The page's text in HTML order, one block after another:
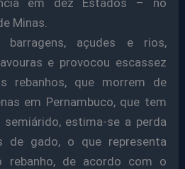
Minas.
açudes e rios,
e provocou escassez
rebanhos, que morrem de
em Pernambuco, que tem
estima-se a perda
de gado, o que representa
rebanho, de acordo com o